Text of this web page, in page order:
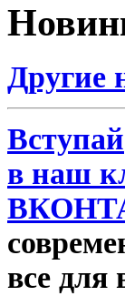
Другие
Вступай
в наш
все для